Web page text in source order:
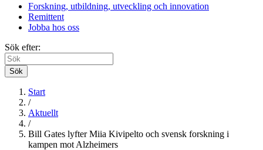
Forskning, utbildning, utveckling och innovation
Remittent
Jobba hos oss
Sök efter:
Sök
Start
/
Aktuellt
/
Bill Gates lyfter Miia Kivipelto och svensk forskning i
kampen mot Alzheimers